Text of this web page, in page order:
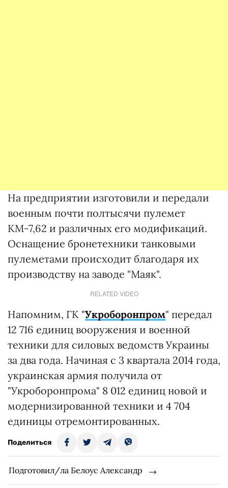
На предприятии изготовили и передали
военным почти полтысячи пулемет
КМ-7,62 и различных его модификаций.
Оснащение бронетехники танковыми
пулеметами происходит благодаря их
производству на заводе "Маяк".
RELATED VIDEO
Напомним, ГК "Укроборонпром" передал
12 716 единиц вооружения и военной
техники для силовых ведомств Украины
за два года. Начиная с 3 квартала 2014 года,
украинская армия получила от
"Укроборонпрома" 8 012 единиц новой и
модернизированной техники и 4 704
единицы отремонтированных.
Поделиться
Подготовил/ла Белоус Александр